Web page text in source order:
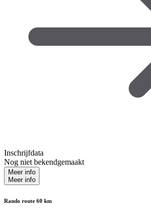
Inschrijfdata
Nog niet bekendgemaakt
Meer info
Meer info
Rando route 60 km